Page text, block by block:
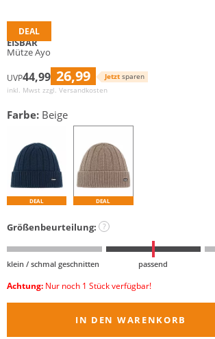
DEAL
EISBÄR
Mütze Ayo
UVP44,99 26,99 Jetzt sparen
inkl. Mwst zzgl. Versandkosten
Farbe: Beige
DEAL DEAL
Größenbeurteilung: ?
klein / schmal geschnitten passend
Achtung: Nur noch 1 Stück verfügbar!
IN DEN WARENKORB